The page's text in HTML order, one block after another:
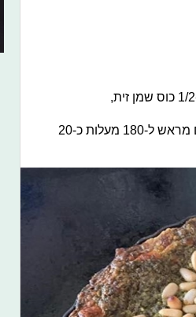
בוזקים מעל המלית, בוזקים עוד קצת פרמז'ן ואופים בתנור שחומם מראש ל-180 מעלות כ-20